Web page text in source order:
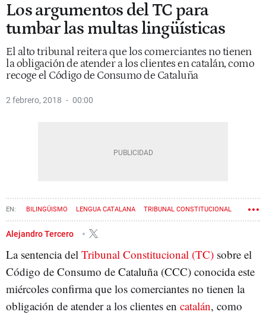
Los argumentos del TC para
tumbar las multas lingüísticas
El alto tribunal reitera que los comerciantes no tienen
la obligación de atender a los clientes en catalán, como
recoge el Código de Consumo de Cataluña
2 febrero, 2018 00:00
BILINGÜISMO LENGUA CATALANA TRIBUNAL CONSTITUCIONAL
MULTA
Alejandro Tercero
La sentencia del Tribunal Constitucional (TC) sobre el
Código de Consumo de Cataluña (CCC) conocida este
miércoles confirma que los comerciantes no tienen la
obligación de atender a los clientes en catalán, como